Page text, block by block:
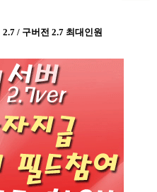
/ 구버전 2.7 최대인원